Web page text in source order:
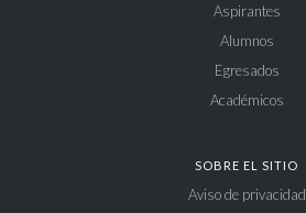
Aspirantes
Alumnos
Egresados
Académicos
SOBRE EL SITIO
Aviso de privacidad